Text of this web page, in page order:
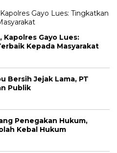
Kapolres Gayo Lues:
Kepada Masyarakat
Bersih Jejak Lama, PT
Publik
Penegakan Hukum,
Kebal Hukum